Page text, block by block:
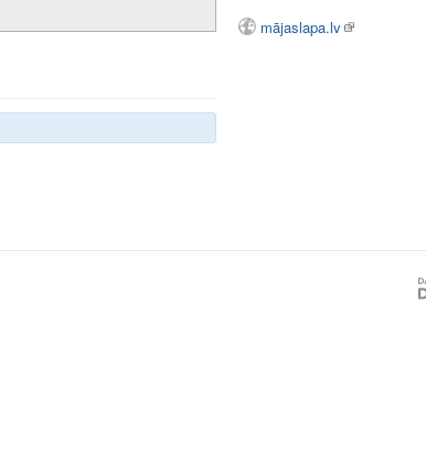
mājaslapa.lv